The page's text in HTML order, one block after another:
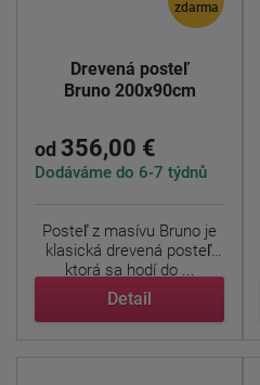
zdarma
Drevená posteľ
Bruno 200x90cm
od 356,00 €
Dodáváme do 6-7 týdnů
Posteľ z masívu Bruno je
klasická drevená posteľ,
ktorá sa hodí do ...
Detail